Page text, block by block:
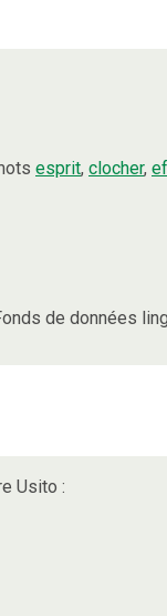
esprit, clocher,
de données
Usito :